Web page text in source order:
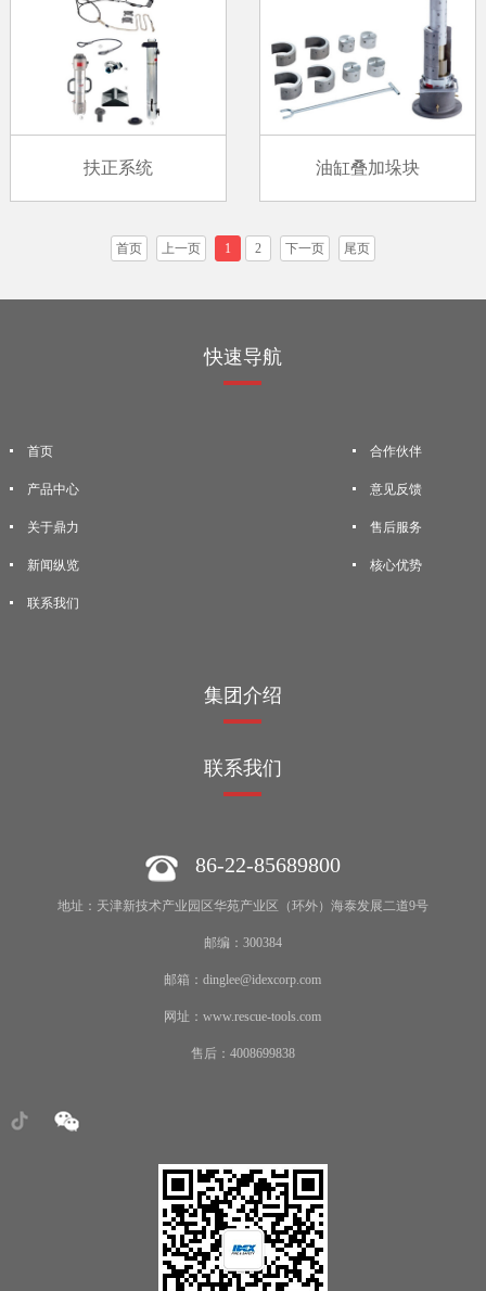
扶正系统 油缸叠加垛块
首页 上一页 1 2 下一页 尾页
快速导航
首页
产品中心
关于鼎力
新闻纵览
联系我们
合作伙伴
意见反馈
售后服务
核心优势
集团介绍
联系我们
86-22-85689800
地址：天津新技术产业园区华苑产业区（环外）海泰发展二道9号
邮编：300384
邮箱：dinglee@idexcorp.com
网址：www.rescue-tools.com
售后：4008699838